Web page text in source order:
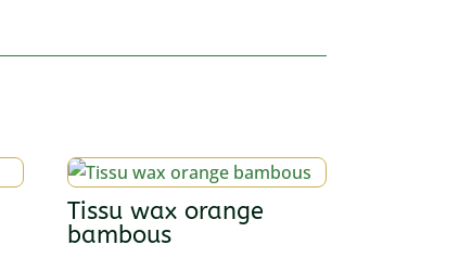
Tissu wax orange
bambous